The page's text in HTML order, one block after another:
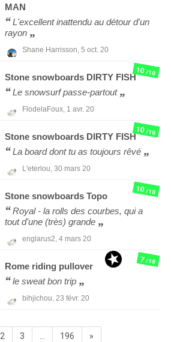
MAN
L'excellent inattendu au détour d'un
rayon
Shane Harrisson, 5 oct. 20
Stone snowboards DIRTY FISH
Le snowsurf passe-partout
FlodelaFoux, 1 avr. 20
10/10
Stone snowboards DIRTY FISH
La board dont tu as toujours rêvé
L'eterlou, 30 mars 20
10/10
Stone snowboards Topo
Royal - la rolls des courbes, qui a
tout d'une (très) grande
englarus2, 4 mars 20
10/10
Rome riding pullover
le sweat bon trip
bihjichou, 23 févr. 20
7/10
2 3 196 »